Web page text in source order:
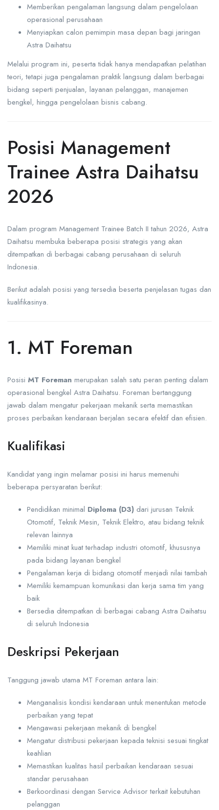
Memberikan pengalaman langsung dalam pengelolaan
operasional perusahaan
Menyiapkan calon pemimpin masa depan bagi jaringan
Astra Daihatsu
Melalui program ini, peserta tidak hanya mendapatkan pelatihan
teori, tetapi juga pengalaman praktik langsung dalam berbagai
bidang seperti penjualan, layanan pelanggan, manajemen
bengkel, hingga pengelolaan bisnis cabang.
Posisi Management
Trainee Astra Daihatsu
2026
Dalam program Management Trainee Batch II tahun 2026, Astra
Daihatsu membuka beberapa posisi strategis yang akan
ditempatkan di berbagai cabang perusahaan di seluruh
Indonesia.
Berikut adalah posisi yang tersedia beserta penjelasan tugas dan
kualifikasinya.
1. MT Foreman
Posisi MT Foreman merupakan salah satu peran penting dalam
operasional bengkel Astra Daihatsu. Foreman bertanggung
jawab dalam mengatur pekerjaan mekanik serta memastikan
proses perbaikan kendaraan berjalan secara efektif dan efisien.
Kualifikasi
Kandidat yang ingin melamar posisi ini harus memenuhi
beberapa persyaratan berikut:
Pendidikan minimal Diploma (D3) dari jurusan Teknik
Otomotif, Teknik Mesin, Teknik Elektro, atau bidang teknik
relevan lainnya
Memiliki minat kuat terhadap industri otomotif, khususnya
pada bidang layanan bengkel
Pengalaman kerja di bidang otomotif menjadi nilai tambah
Memiliki kemampuan komunikasi dan kerja sama tim yang
baik
Bersedia ditempatkan di berbagai cabang Astra Daihatsu
di seluruh Indonesia
Deskripsi Pekerjaan
Tanggung jawab utama MT Foreman antara lain:
Menganalisis kondisi kendaraan untuk menentukan metode
perbaikan yang tepat
Mengawasi pekerjaan mekanik di bengkel
Mengatur distribusi pekerjaan kepada teknisi sesuai tingkat
keahlian
Memastikan kualitas hasil perbaikan kendaraan sesuai
standar perusahaan
Berkoordinasi dengan Service Advisor terkait kebutuhan
pelanggan